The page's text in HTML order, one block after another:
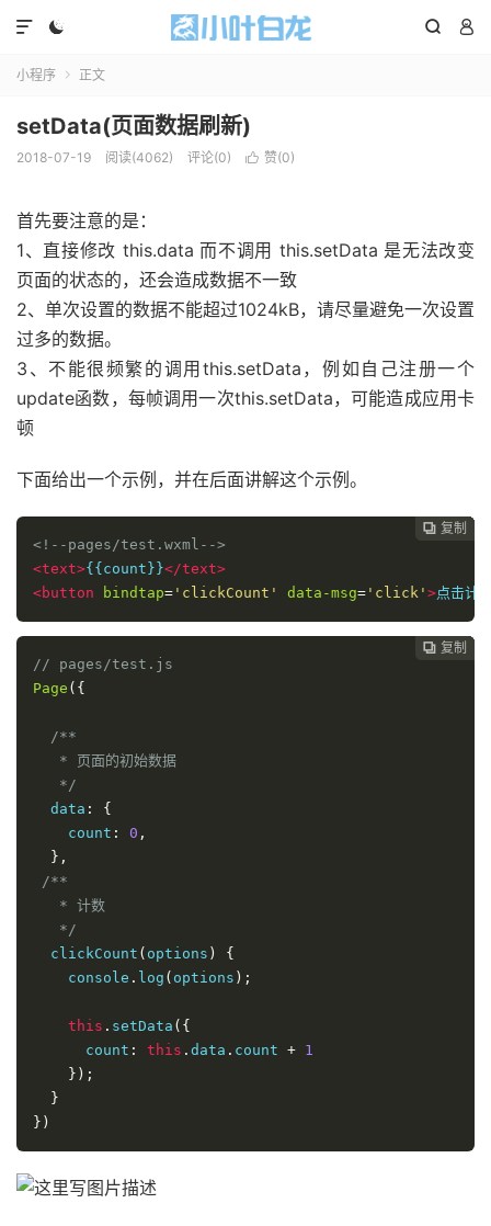
  

小程序  正文
setData(页面数据刷新)
2018-07-19 阅读(4062) 评论(0)  赞(0)
首先要注意的是：
1、直接修改 this.data 而不调用 this.setData 是无法改变
页面的状态的，还会造成数据不一致
2、单次设置的数据不能超过1024kB，请尽量避免一次设置
过多的数据。
3、不能很频繁的调用this.setData，例如自己注册一个
update函数，每帧调用一次this.setData，可能造成应用卡
顿
下面给出一个示例，并在后面讲解这个示例。
 复制
 复制
 复制
 复制
 复制
 复制
<!--pages/test.wxml-->
<text>{{ count }}</text>
<button bindtap= 'clickCount' data-msg= 'click' >点击计
 复制
 复制
 复制
 复制
 复制
// pages/test.js
Page ({
/**
   * 页面的初始数据
   */
  data
:
{
    count
: 0 ,
},
/**
   * 计数
   */
  clickCount
( options )
{
    console
. log ( options );
this . setData ({
      count
: this . data . count + 1
});
}
})